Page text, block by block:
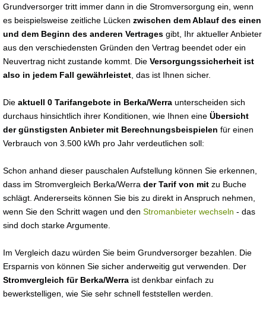
Grundversorger tritt immer dann in die Stromversorgung ein, wenn
es beispielsweise zeitliche Lücken zwischen dem Ablauf des einen
und dem Beginn des anderen Vertrages gibt, Ihr aktueller Anbieter
aus den verschiedensten Gründen den Vertrag beendet oder ein
Neuvertrag nicht zustande kommt. Die Versorgungssicherheit ist
also in jedem Fall gewährleistet , das ist Ihnen sicher.
Die aktuell 0 Tarifangebote in Berka/Werra unterscheiden sich
durchaus hinsichtlich ihrer Konditionen, wie Ihnen eine Übersicht
der günstigsten Anbieter mit Berechnungsbeispielen für einen
Verbrauch von 3.500 kWh pro Jahr verdeutlichen soll:
Schon anhand dieser pauschalen Aufstellung können Sie erkennen,
dass im Stromvergleich Berka/Werra der Tarif von mit zu Buche
schlägt. Andererseits können Sie bis zu direkt in Anspruch nehmen,
wenn Sie den Schritt wagen und den Stromanbieter wechseln - das
sind doch starke Argumente.
Im Vergleich dazu würden Sie beim Grundversorger bezahlen. Die
Ersparnis von können Sie sicher anderweitig gut verwenden. Der
Stromvergleich für Berka/Werra ist denkbar einfach zu
bewerkstelligen, wie Sie sehr schnell feststellen werden.